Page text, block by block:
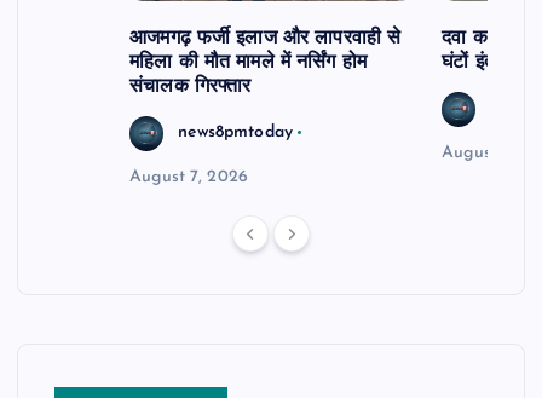
आजमगढ़ फर्जी इलाज और लापरवाही से
महिला की मौत मामले में नर्सिंग होम
संचालक गिरफ्तार
news8pmtoday
August 7, 2026
दवा कक्ष में
घंटों इंतजार
August 6,